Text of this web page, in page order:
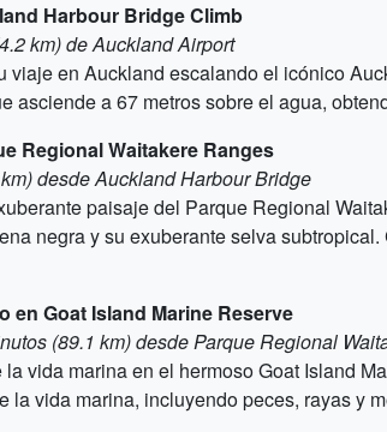
Harbour Bridge Climb
km) de Auckland Airport
viaje en Auckland escalando el icónico
asciende a 67 metros sobre el agua,
Regional Waitakere Ranges
desde Auckland Harbour Bridge
paisaje del Parque Regional
negra y su exuberante selva
en Goat Island Marine Reserve
(89.1 km) desde Parque Regional
la vida marina en el hermoso Goat Island
la vida marina, incluyendo peces, rayas y